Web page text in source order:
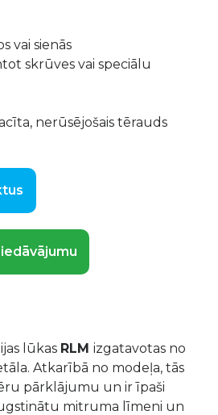
vai sienās
skrūves vai speciālu
nerūsējošais tērauds
lūkas RLM izgatavotas no
Atkarībā no modeļa, tās
pārklājumu un ir īpaši
mitruma līmeni un